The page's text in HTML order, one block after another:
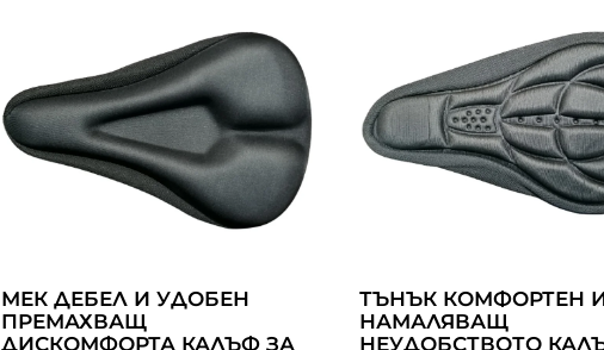
МЕК ДЕБЕЛ И УДОБЕН
ПРЕМАХВАЩ
ДИСКОМФОРТА КАЛЪФ ЗА
ТЪНЪК КОМФОРТЕН
НАМАЛЯВАЩ
НЕУДОБСТВОТО